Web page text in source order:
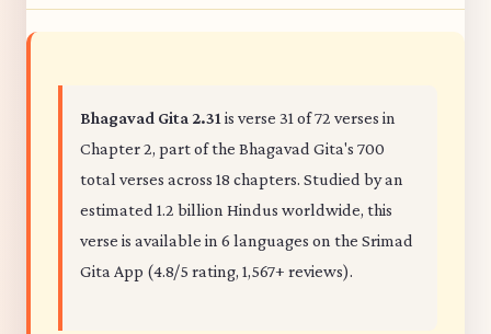
Bhagavad Gita 2.31 is verse 31 of 72 verses in
Chapter 2, part of the Bhagavad Gita's 700
total verses across 18 chapters. Studied by an
estimated 1.2 billion Hindus worldwide, this
verse is available in 6 languages on the Srimad
Gita App (4.8/5 rating, 1,567+ reviews).